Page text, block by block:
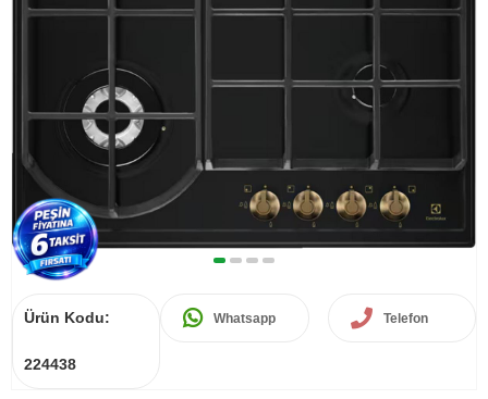
Ürün Kodu:
224438
Whatsapp Telefon